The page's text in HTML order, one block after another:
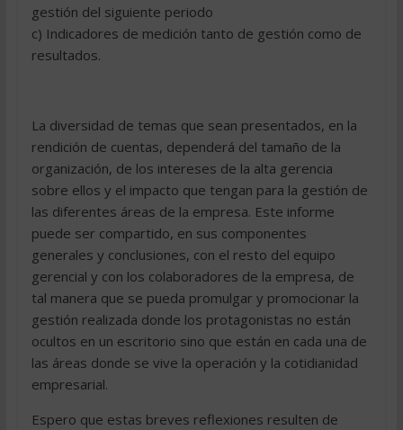
gestión del siguiente periodo
c) Indicadores de medición tanto de gestión como de
resultados.
La diversidad de temas que sean presentados, en la
rendición de cuentas, dependerá del tamaño de la
organización, de los intereses de la alta gerencia
sobre ellos y el impacto que tengan para la gestión de
las diferentes áreas de la empresa. Este informe
puede ser compartido, en sus componentes
generales y conclusiones, con el resto del equipo
gerencial y con los colaboradores de la empresa, de
tal manera que se pueda promulgar y promocionar la
gestión realizada donde los protagonistas no están
ocultos en un escritorio sino que están en cada una de
las áreas donde se vive la operación y la cotidianidad
empresarial.
Espero que estas breves reflexiones resulten de